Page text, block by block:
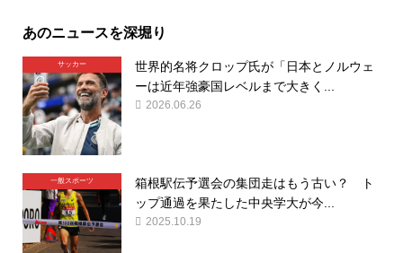
あのニュースを深堀り
サッカー
世界的名将クロップ氏が「日本とノルウェ
ーは近年強豪国レベルまで大きく...
2026.06.26
一般スポーツ
箱根駅伝予選会の集団走はもう古い？ ト
ップ通過を果たした中央学大が今...
2025.10.19